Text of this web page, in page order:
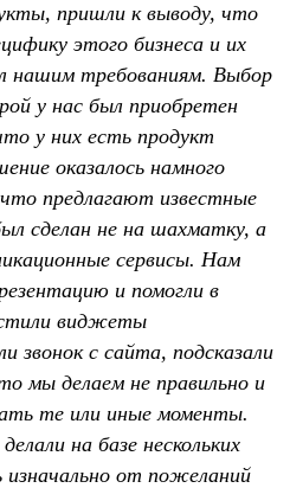
пришли к выводу, что
этого бизнеса и их
нашим требованиям. Выбор
у нас был приобретен
у них есть продукт
оказалось намного
предлагают известные
сделан не на шахматку, а
сервисы. Нам
и помогли в
виджеты
звонок с сайта, подсказали
мы делаем не правильно и
те или иные моменты.
на базе нескольких
изначально от пожеланий